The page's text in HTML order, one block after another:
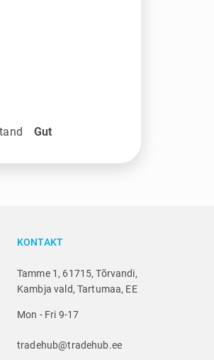
Gut
KONTAKT
Tamme 1, 61715, Tõrvandi,
Kambja vald, Tartumaa, EE
Mon - Fri 9-17
tradehub@tradehub.ee